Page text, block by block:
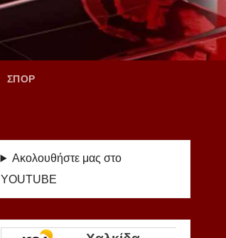
ΣΠΟΡ
Ακολουθήστε μας στο
YOUTUBE